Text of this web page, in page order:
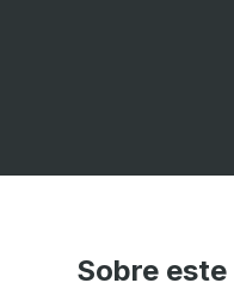
Sobre